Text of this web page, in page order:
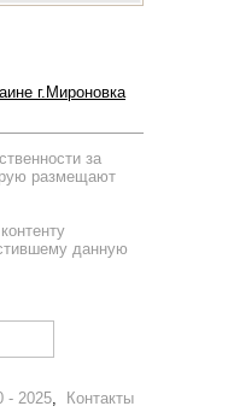
г.Мироновка
за
размещают
данную
- 2025, Контакты